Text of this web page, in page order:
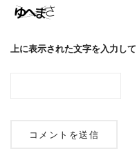
上に表示された文字を入力して